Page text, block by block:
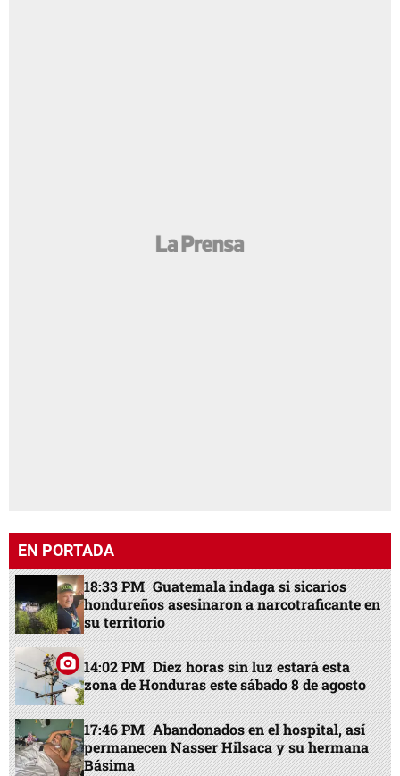
EN PORTADA
18:33 PM Guatemala indaga si sicarios
hondureños asesinaron a narcotraficante en
su territorio
14:02 PM Diez horas sin luz estará esta
zona de Honduras este sábado 8 de agosto
17:46 PM Abandonados en el hospital, así
permanecen Nasser Hilsaca y su hermana
Básima